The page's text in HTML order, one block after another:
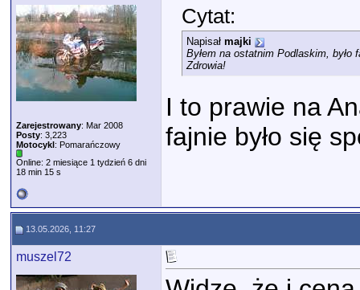
Zarejestrowany: Mar 2008
Posty: 3,223
Motocykl: Pomarańczowy
Online: 2 miesiące 1 tydzień 6 dni
18 min 15 s
Cytat:
Napisał majki
Byłem na ostatnim Podlaskim,
Zdrowia!
I to prawie na
fajnie było się
13.05.2026, 11:27
muszel72